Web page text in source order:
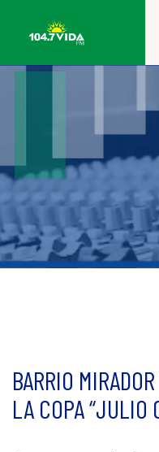
BARRIO
LA COPA “JULIO